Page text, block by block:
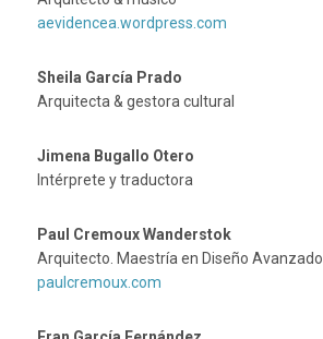
aevidencea.wordpress.com
Sheila García Prado
Arquitecta & gestora cultural
Jimena Bugallo Otero
Intérprete y traductora
Paul Cremoux Wanderstok
Arquitecto. Maestría en Diseño Avanzado
paulcremoux.com